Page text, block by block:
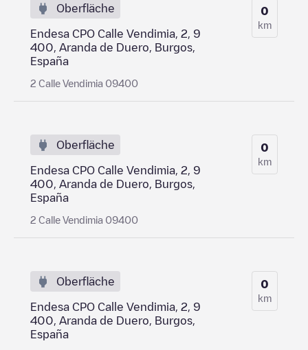
Oberfläche
Endesa CPO Calle Vendimia, 2, 9
400, Aranda de Duero, Burgos,
España
2 Calle Vendimia 09400
0
km
Oberfläche
Endesa CPO Calle Vendimia, 2, 9
400, Aranda de Duero, Burgos,
España
2 Calle Vendimia 09400
0
km
Oberfläche
Endesa CPO Calle Vendimia, 2, 9
400, Aranda de Duero, Burgos,
España
0
km